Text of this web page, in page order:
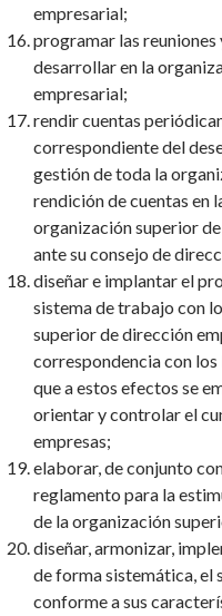
empresarial;
programar las
desarrollar en la
empresarial;
rendir cuentas
correspondiente del
gestión de toda la
rendición de cuentas en
organización superior
ante su consejo de
diseñar e implantar el
sistema de trabajo con
superior de dirección
correspondencia con
que a estos efectos se
orientar y controlar el
empresas;
elaborar, de conjunto
reglamento para la
de la organización
diseñar, armonizar,
de forma sistemática, el
conforme a sus